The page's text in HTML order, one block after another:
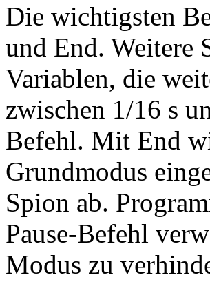
Die wichtigsten
und End. Weitere
Variablen, die
zwischen 1/16 s
Befehl. Mit End
Grundmodus
Spion ab.
Pause-Befehl
Modus zu